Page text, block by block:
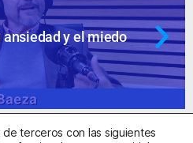
Ansiedad: supuestos
terceros con las siguientes